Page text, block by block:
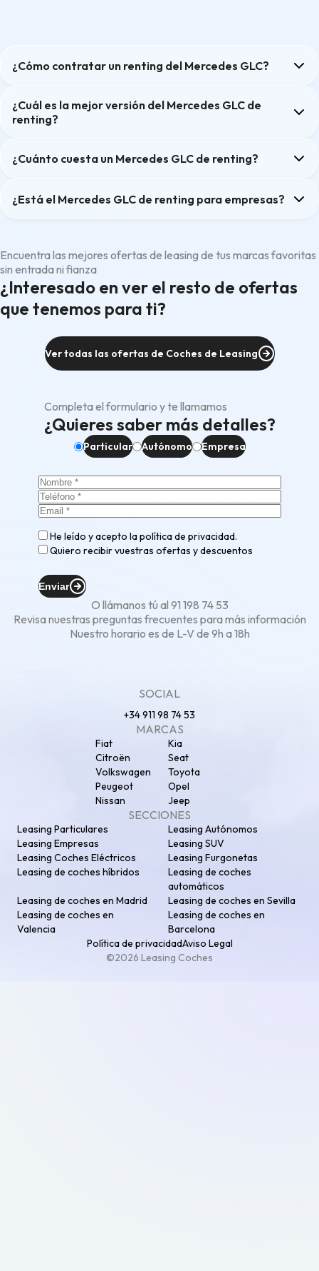
¿Cómo contratar un renting del Mercedes GLC?
¿Cuál es la mejor versión del Mercedes GLC de
renting?
¿Cuánto cuesta un Mercedes GLC de renting?
¿Está el Mercedes GLC de renting para empresas?
Encuentra las mejores ofertas de leasing de tus marcas favoritas
sin entrada ni fianza
¿Interesado en ver el resto de ofertas
que tenemos para ti?
Ver todas las ofertas de Coches de Leasing
Completa el formulario y te llamamos
¿Quieres saber más detalles?
Particular Autónomo Empresa
He leído y acepto lapolítica de privacidad.
Quiero recibir vuestras ofertas y descuentos
Enviar
O llámanos tú al 91 198 74 53
Revisa nuestras preguntas frecuentes para más información
Nuestro horario es de L-V de 9h a 18h
SOCIAL
+34 911 98 74 53
MARCAS
Fiat
Kia
Citroën
Seat
Volkswagen
Toyota
Peugeot
Opel
Nissan
Jeep
SECCIONES
Leasing Particulares
Leasing Autónomos
Leasing Empresas
Leasing SUV
Leasing Coches Eléctricos
Leasing Furgonetas
Leasing de coches híbridos
Leasing de coches
automáticos
Leasing de coches en Madrid
Leasing de coches en Sevilla
Leasing de coches en
Valencia
Leasing de coches en
Barcelona
Política de privacidadAviso Legal
©2026 Leasing Coches